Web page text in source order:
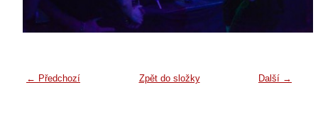
← Předchozí Další →
Zpět do složky